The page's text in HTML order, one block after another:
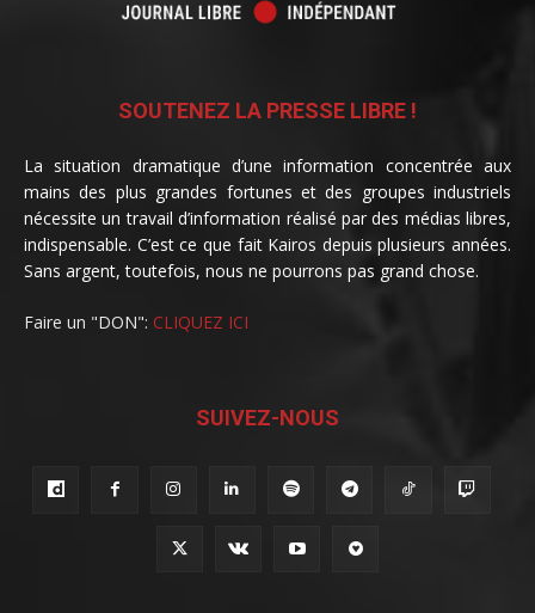
SOUTENEZ LA PRESSE LIBRE !
La situation dramatique d’une information concentrée aux
mains des plus grandes fortunes et des groupes industriels
nécessite un travail d’information réalisé par des médias libres,
indispensable. C’est ce que fait Kairos depuis plusieurs années.
Sans argent, toutefois, nous ne pourrons pas grand chose.
Faire un "DON": CLIQUEZ ICI
SUIVEZ-NOUS